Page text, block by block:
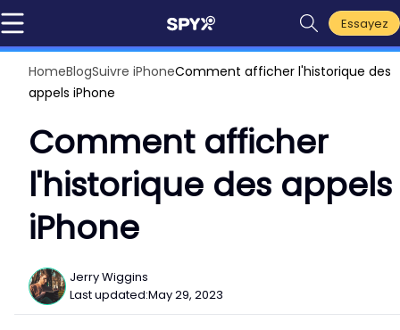
Essayez
HomeBlogSuivre iPhoneComment afficher l'historique des
appels iPhone
Comment afficher
l'historique des appels
iPhone
Jerry Wiggins
Last updated:May 29, 2023